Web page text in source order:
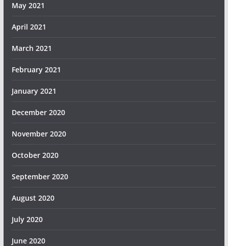
May 2021
April 2021
March 2021
February 2021
January 2021
December 2020
November 2020
October 2020
September 2020
August 2020
July 2020
June 2020